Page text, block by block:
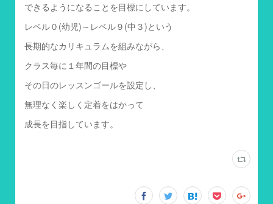
できるようになることを目標にしています。
レベル０(幼児)～レベル９(中３)という
長期的なカリキュラムを組みながら、
クラス毎に１年間の目標や
その日のレッスンゴールを設定し、
無理なく楽しく定着をはかって
成長を目指しています。